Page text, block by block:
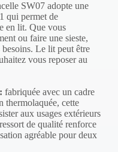
SW07 adopte une
qui permet de
en lit. Que vous
ou faire une sieste,
besoins. Le lit peut être
vous reposer au
fabriquée avec un cadre
thermolaquée, cette
aux usages extérieurs
de qualité renforce
agréable pour deux